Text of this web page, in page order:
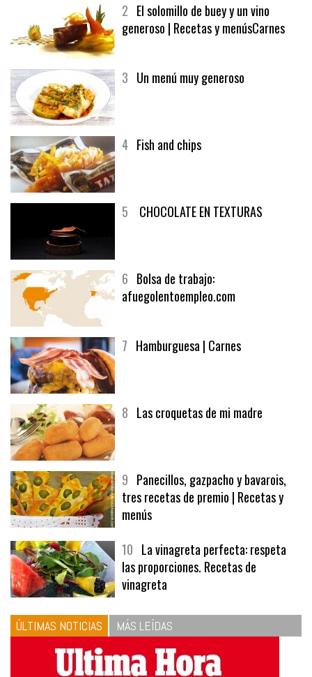
2 El solomillo de buey y un vino
generoso | Recetas y menúsCarnes
3 Un menú muy generoso
4 Fish and chips
5 CHOCOLATE EN TEXTURAS
6 Bolsa de trabajo:
afuegolentoempleo.com
7 Hamburguesa | Carnes
8 Las croquetas de mi madre
9 Panecillos, gazpacho y bavarois,
tres recetas de premio | Recetas y
menús
10 La vinagreta perfecta: respeta
las proporciones. Recetas de
vinagreta
ÚLTIMAS NOTICIAS MÁS LEÍDAS